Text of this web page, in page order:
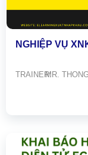
NGHIỆP VỤ
TRAINER:MR. THONG